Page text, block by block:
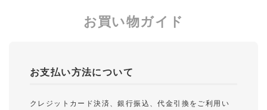
お買い物ガイド
お支払い方法について
クレジットカード決済、銀行振込、代金引換をご利用い